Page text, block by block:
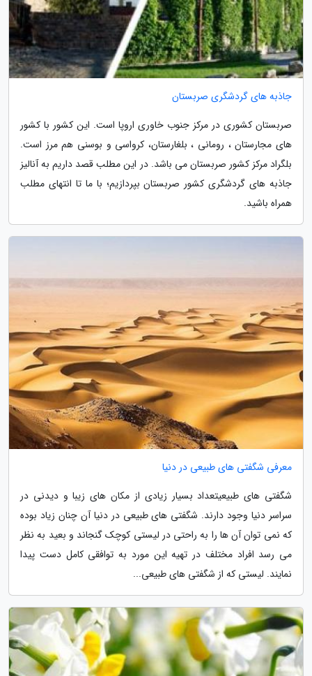
جاذبه های گردشگری صربستان
صربستان کشوری در مرکز جنوب خاوری اروپا است. این کشور با کشور
های مجارستان ، رومانی ، بلغارستان، کرواسی و بوسنی هم مرز است.
بلگراد مرکز کشور صربستان می باشد. در این مطلب قصد داریم به آنالیز
جاذبه های گردشگری کشور صربستان بپردازیم؛ با ما تا انتهای مطلب
همراه باشید.
معرفی شگفتی های طبیعی در دنیا
شگفتی های طبیعیتعداد بسیار زیادی از مکان های زیبا و دیدنی در
سراسر دنیا وجود دارند. شگفتی های طبیعی در دنیا آن چنان زیاد بوده
که نمی توان آن ها را به راحتی در لیستی کوچک گنجاند و بعید به نظر
می رسد افراد مختلف در تهیه این مورد به توافقی کامل دست پیدا
نمایند. لیستی که از شگفتی های طبیعی...